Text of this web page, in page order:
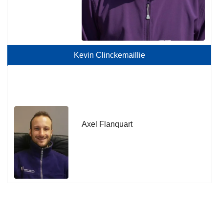
Kevin Clinckemaillie
Axel Flanquart